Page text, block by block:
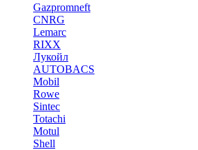
Gazpromneft
CNRG
Lemarc
RIXX
Лукойл
AUTOBACS
Mobil
Rowe
Sintec
Totachi
Motul
Shell